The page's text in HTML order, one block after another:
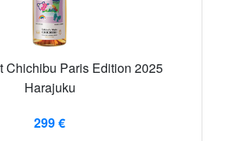
Chichibu Paris Edition 2025
Harajuku
299 €